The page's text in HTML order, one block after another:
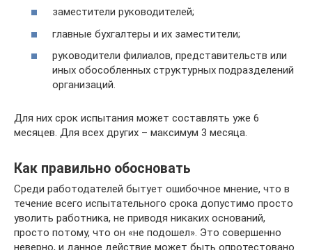
заместители руководителей;
главные бухгалтеры и их заместители;
руководители филиалов, представительств или
иных обособленных структурных подразделений
организаций.
Для них срок испытания может составлять уже 6
месяцев. Для всех других – максимум 3 месяца.
Как правильно обосновать
Среди работодателей бытует ошибочное мнение, что в
течение всего испытательного срока допустимо просто
уволить работника, не приводя никаких оснований,
просто потому, что он «не подошел». Это совершенно
неверно, и данное действие может быть опротестовано